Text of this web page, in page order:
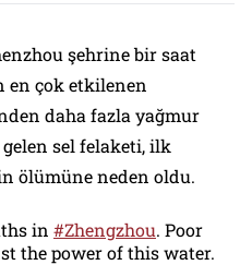
şehrine bir saat
en çok etkilenen
daha fazla yağmur
sel felaketi, ilk
ölümüne neden oldu.
in #Zhengzhou. Poor
the power of this water.